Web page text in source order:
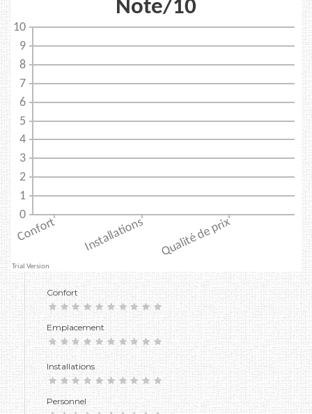
Confort
Emplacement
Installations
Personnel